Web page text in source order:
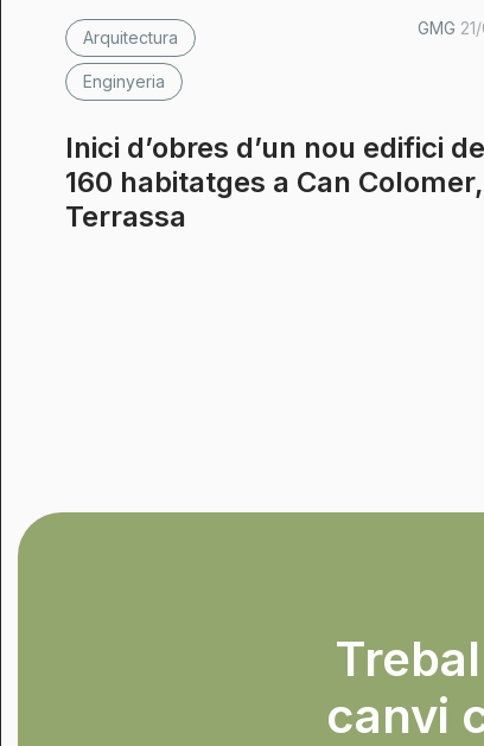
Arquitectura
Enginyeria
GMG
Inici d’obres d’un nou edifici de
160 habitatges a Can Colomer,
Terrassa
canvi